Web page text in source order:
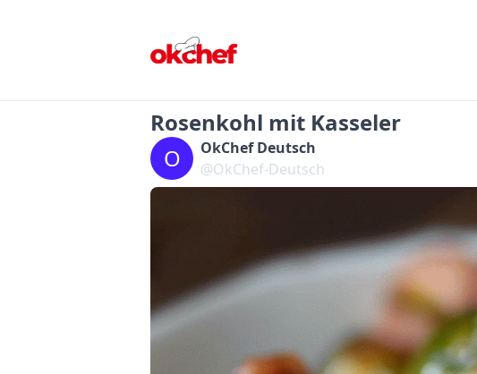
Rosenkohl mit Kasseler
O
OkChef Deutsch
@OkChef-Deutsch